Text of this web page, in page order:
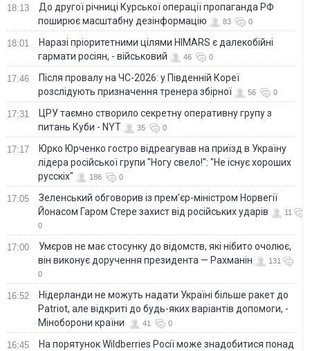
18:13
До другої річниці Курської операції пропаганда РФ
поширює масштабну дезінформацію
83 0
18:01
Наразі пріоритетними цілями HIMARS є далекобійні
гармати росіян, - військовий
46 0
17:46
Після провалу на ЧС-2026: у Південній Кореї
розслідують призначення тренера збірної
56 0
17:31
ЦРУ таємно створило секретну оперативну групу з
питань Куби - NYT
35 0
17:17
Юрко Юрченко гостро відреагував на приїзд в Україну
лідера російської групи "Ногу свело!": "Не існує хороших
русскіх"
186 0
17:05
Зеленський обговорив із прем’єр-міністром Норвегії
Йонасом Гаром Стере захист від російських ударів
11
0
17:00
Умєров не має стосунку до відомств, які нібито очолює,
він виконує доручення президента — Рахманін
131
0
16:52
Нідерланди не можуть надати Україні більше ракет до
Patriot, але відкриті до будь-яких варіантів допомоги, -
Міноборони країни
41 0
16:45
На порятунок Wildberries Росії може знадобитися понад